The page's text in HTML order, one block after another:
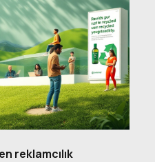
reklamcılık